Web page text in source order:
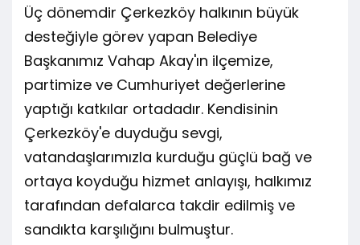
Üç dönemdir Çerkezköy halkının büyük
desteğiyle görev yapan Belediye
Başkanımız Vahap Akay'ın ilçemize,
partimize ve Cumhuriyet değerlerine
yaptığı katkılar ortadadır. Kendisinin
Çerkezköy'e duyduğu sevgi,
vatandaşlarımızla kurduğu güçlü bağ ve
ortaya koyduğu hizmet anlayışı, halkımız
tarafından defalarca takdir edilmiş ve
sandıkta karşılığını bulmuştur.